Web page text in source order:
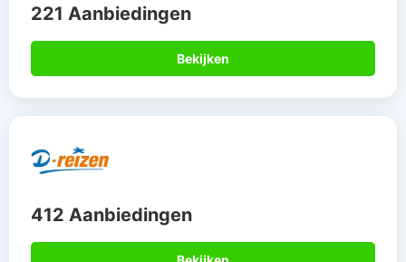
221 Aanbiedingen
Bekijken
412 Aanbiedingen